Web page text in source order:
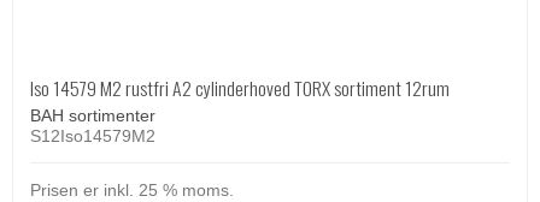
Iso 14579 M2 rustfri A2 cylinderhoved TORX sortiment 12rum
BAH sortimenter
S12Iso14579M2
Prisen er inkl. 25 % moms.